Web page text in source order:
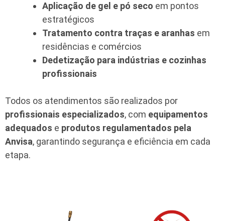
Aplicação de gel e pó seco em pontos
estratégicos
Tratamento contra traças e aranhas em
residências e comércios
Dedetização para indústrias e cozinhas
profissionais
Todos os atendimentos são realizados por
profissionais especializados, com equipamentos
adequados e produtos regulamentados pela
Anvisa, garantindo segurança e eficiência em cada
etapa.